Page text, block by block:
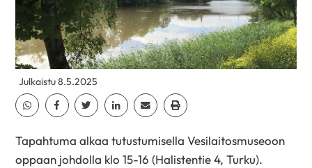
Julkaistu 8.5.2025
Jaa Whatsapp
Jaa Facebook
Jaa TwitterJaa Linkedin
Jaa EmailJaa Print
Tapahtuma alkaa tutustumisella Vesilaitosmuseoon
oppaan johdolla klo 15-16 (Halistentie 4, Turku).